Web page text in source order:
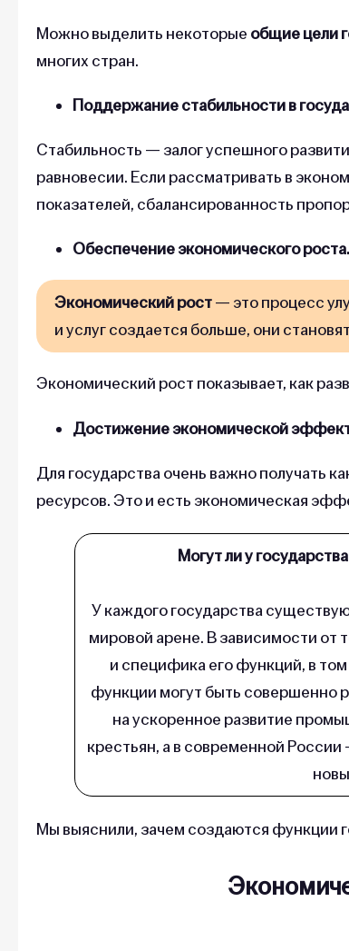
Можно выделить некоторые общие цели
многих стран.
Поддержание стабильности в
Стабильность — залог успешного
равновесии. Если рассматривать в
показателей, сбалансированность
Обеспечение экономического роста.
Экономический рост— это процесс
и услуг создается больше, они
Экономический рост показывает, как
Достижение экономической
Для государства очень важно получать
ресурсов. Это и есть экономическая
Могут ли у
У каждого государства
мировой арене. В зависимости от
и специфика его функций, в
функции могут быть совершенно
на ускоренное развитие
крестьян, а в современной
Мы выяснили, зачем создаются функции